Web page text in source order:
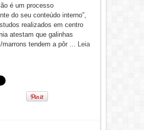
é um processo
do seu conteúdo interno”,
realizados em centro
atestam que galinhas
marrons tendem a pôr ... Leia